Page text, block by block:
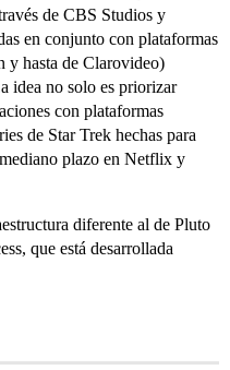
de CBS Studios y
en conjunto con plataformas
y hasta de Clarovideo)
idea no solo es priorizar
con plataformas
de Star Trek hechas para
plazo en Netflix y
diferente al de Pluto
que está desarrollada